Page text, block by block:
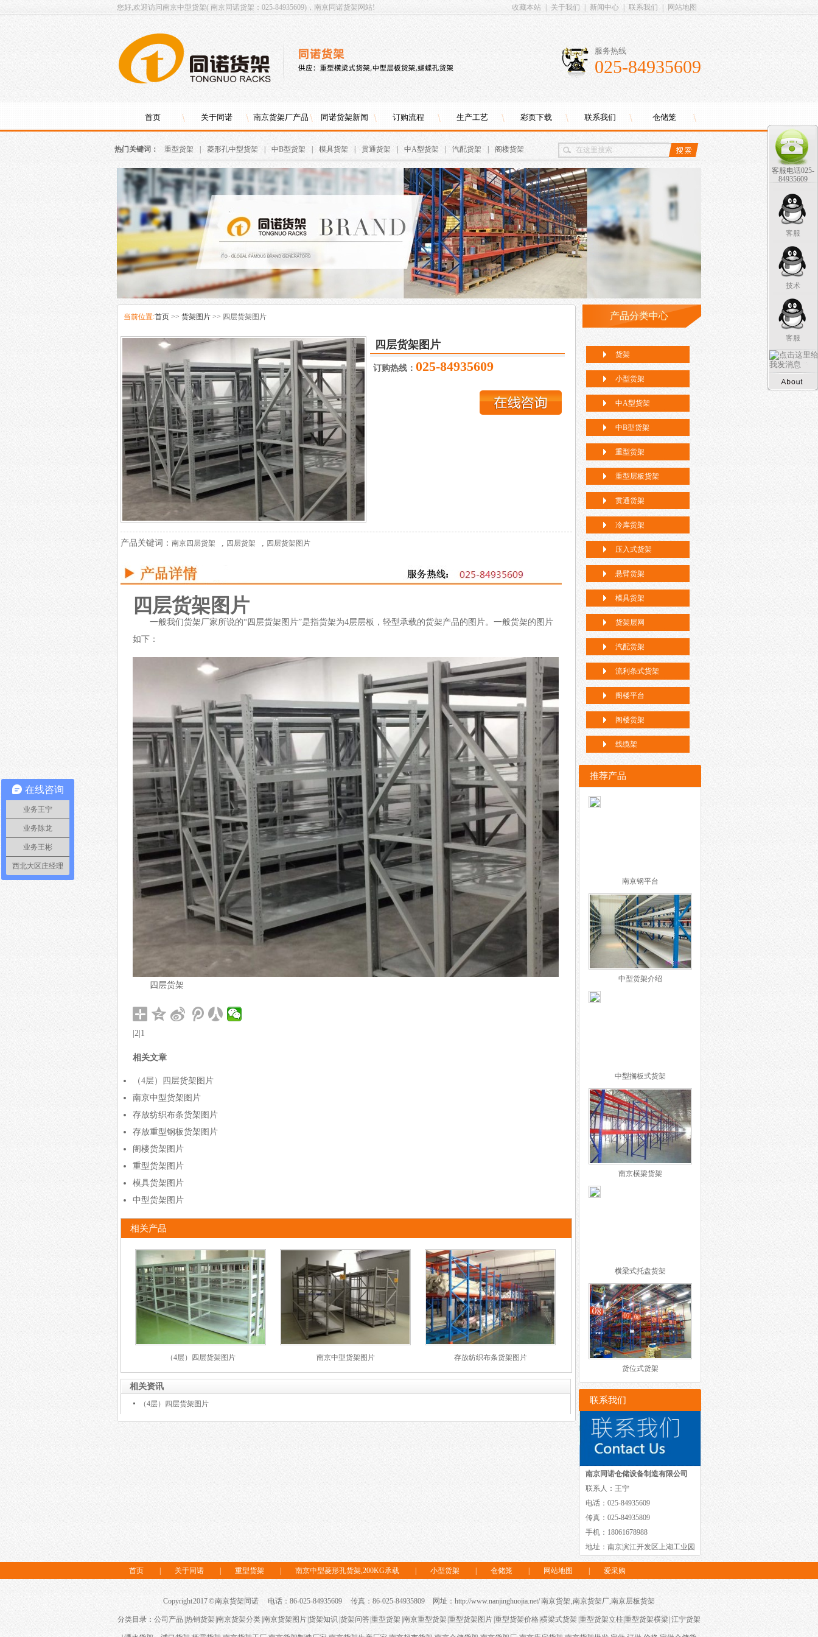
您好,欢迎访问南京中型货架( 南京同诺货架：025-84935609)，南京同诺货架网站! 收藏本站 关于我们 新闻中心 联系我们 网站地图
服务热线
025-84935609
首页 关于同诺 南京货架厂产品 同诺货架新闻 订购流程 生产工艺 彩页下载 联系我们 仓储笼
热门关键词： 重型货架 菱形孔中型货架 中B型货架 模具货架 贯通货架 中A型货架 汽配货架 阁楼货架
当前位置:首页 >> 货架图片 >> 四层货架图片
四层货架图片
订购热线： 025-84935609
产品关键词： 南京四层货架 , 四层货架 , 四层货架图片
四层货架图片
一般我们货架厂家所说的“四层货架图片”是指货架为4层层板，轻型承载的货架产品的图片。一般货架的图片
如下：
四层货架
|2|1
相关文章
（4层）四层货架图片
南京中型货架图片
存放纺织布条货架图片
存放重型钢板货架图片
阁楼货架图片
重型货架图片
模具货架图片
中型货架图片
相关产品
（4层）四层货架图片 南京中型货架图片 存放纺织布条货架图片
相关资讯
（4层）四层货架图片
产品分类中心
货架
小型货架
中A型货架
中B型货架
重型货架
重型层板货架
贯通货架
冷库货架
压入式货架
悬臂货架
模具货架
货架层网
汽配货架
流利条式货架
阁楼平台
阁楼货架
线缆架
推荐产品
南京钢平台
中型货架介绍
中型搁板式货架
南京横梁货架
横梁式托盘货架
货位式货架
联系我们
南京同诺仓储设备制造有限公司
联系人：王宁
电话：025-84935609
传真：025-84935809
手机：18061678988
地址：南京滨江开发区上湖工业园
客服电话025-
84935609
客服
技术
客服
首页 关于同诺 重型货架 南京中型菱形孔货架,200KG承载 小型货架 仓储笼 网站地图 爱采购
Copyright 2017 © 南京货架同诺 电话：86-025-84935609 传真：86-025-84935809 网址：http://www.nanjinghuojia.net/南京货架,南京货架厂,南京层板货架
分类目录：公司产品 热销货架 |南京货架分类 南京货架图片|货架知识 货架问答|重型货架 南京重型货架 |重型货架图片 重型货架价格|横梁式货架 重型货架立柱 重型货架横梁| 江宁货架
在线咨询
业务王宁
业务陈龙
业务王彬
西北大区庄经理